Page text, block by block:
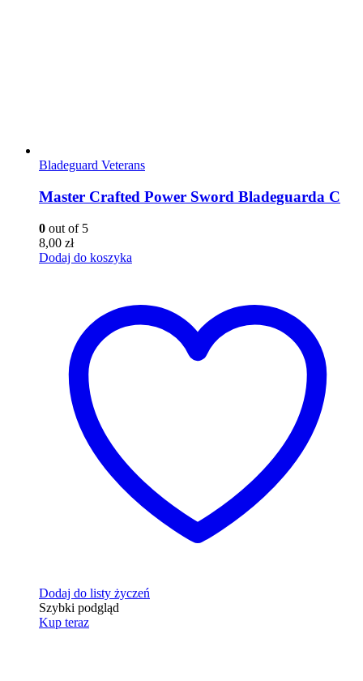
Bladeguard Veterans
Master Crafted Power Sword Bladeguarda C
0 out of 5
8,00 zł
Dodaj do koszyka
Dodaj do listy życzeń
Szybki podgląd
Kup teraz